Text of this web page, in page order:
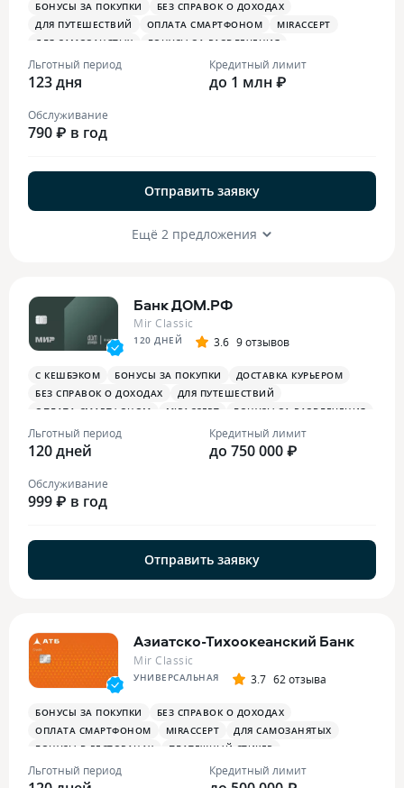
БОНУСЫ ЗА ПОКУПКИ
БЕЗ СПРАВОК О ДОХОДАХ
ДЛЯ ПУТЕШЕСТВИЙ
ОПЛАТА СМАРТФОНОМ
MIRACCEPT
ДЛЯ САМОЗАНЯТЫХ
БОНУСЫ ЗА РАЗВЛЕЧЕНИЯ
Льготный период
123 дня
Кредитный лимит
до 1 млн ₽
Обслуживание
790 ₽ в год
Отправить заявку
Ещё 2 предложения
Банк ДОМ.РФ
Mir Classic
120 ДНЕЙ 3.6 9 отзывов
С КЕШБЭКОМ БОНУСЫ ЗА ПОКУПКИ
ДОСТАВКА КУРЬЕРОМ
БЕЗ СПРАВОК О ДОХОДАХ
ДЛЯ ПУТЕШЕСТВИЙ
ОПЛАТА СМАРТФОНОМ
MIRACCEPT
БОНУСЫ ЗА РАЗВЛЕЧЕНИЯ
БОНУСЫ В РЕСТОРАНАХ
Льготный период
120 дней
Кредитный лимит
до 750 000 ₽
Обслуживание
999 ₽ в год
Отправить заявку
Азиатско-Тихоокеанский Банк
Mir Classic
УНИВЕРСАЛЬНАЯ 3.7 62 отзыва
БОНУСЫ ЗА ПОКУПКИ
БЕЗ СПРАВОК О ДОХОДАХ
ОПЛАТА СМАРТФОНОМ
MIRACCEPT
ДЛЯ САМОЗАНЯТЫХ
БОНУСЫ В РЕСТОРАНАХ
ПЛАТЕЖНЫЙ СТИКЕР
Льготный период Кредитный лимит